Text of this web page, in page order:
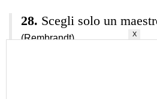
Scegli solo un
(Rembrandt) X